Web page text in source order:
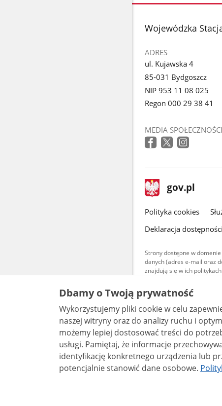
stopka
Wojewódzka
ADRES
ul. Kujawska 4
85-031 Bydgoszcz
NIP 953 11 08 025
Regon 000 29 38 41
MEDIA
stopka
gov.pl Strona
gov.pl
gov.pl
Polityka cookies
Deklaracja
Strony dostępne w
danych (adres e-mail oraz
znajdują się w ich
Treści
warunkach
są
bez utworów
Dbamy o Twoją prywatność
Wykorzystujemy pliki cookie w celu
naszej witryny oraz do analizy ruchu i
możemy lepiej dostosować treści do
usługi. Pamiętaj, że informacje przechowywane w plikach cookie mogą pozwalać na
identyfikację konkretnego urządzenia lub
potencjalnie stanowić dane osobowe.